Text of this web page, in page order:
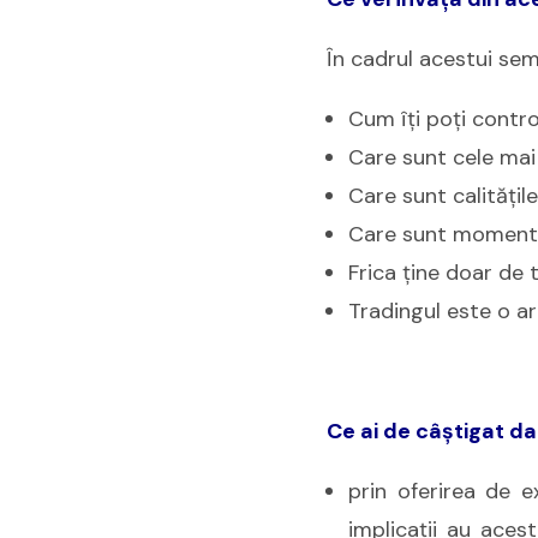
În cadrul acestui
Cum îți poți
Care sunt cele
Care sunt
Care sunt
Frica ține doar de
Tradingul este o
Ce ai de câştigat
prin oferirea de
implicaţii au